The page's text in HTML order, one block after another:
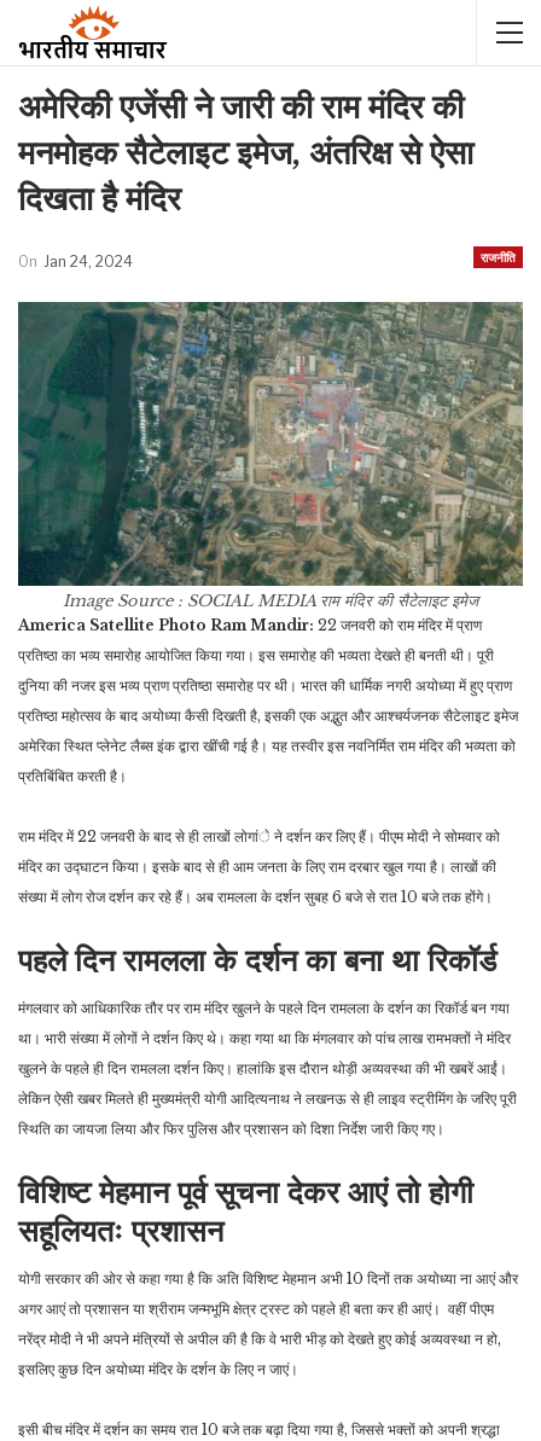
अमेरिकी एजेंसी ने जारी की राम मंदिर की
मनमोहक सैटेलाइट इमेज, अंतरिक्ष से ऐसा
दिखता है मंदिर
राजनीति
On Jan 24, 2024
Image Source : SOCIAL MEDIAराम मंदिर की सैटेलाइट इमेज
America Satellite Photo Ram Mandir: 22 जनवरी को राम मंदिर में प्राण
प्रतिष्ठा का भव्य समारोह आयोजित किया गया। इस समारोह की भव्यता देखते ही बनती थी। पूरी
दुनिया की नजर इस भव्य प्राण प्रतिष्ठा समारोह पर थी। भारत की धार्मिक नगरी अयोध्या में हुए प्राण
प्रतिष्ठा महोत्सव के बाद अयोध्या कैसी दिखती है, इसकी एक अद्भुत और आश्चर्यजनक सैटेलाइट इमेज
अमेरिका स्थित प्लेनेट लैब्स इंक द्वारा खींची गई है। यह तस्वीर इस नवनिर्मित राम मंदिर की भव्यता को
प्रतिबिंबित करती है।
राम मंदिर में 22 जनवरी के बाद से ही लाखों लोगांे ने दर्शन कर लिए हैं। पीएम मोदी ने सोमवार को
मंदिर का उद्घाटन किया। इसके बाद से ही आम जनता के लिए राम दरबार खुल गया है। लाखों की
संख्या में लोग रोज दर्शन कर रहे हैं। अब रामलला के दर्शन सुबह 6 बजे से रात 10 बजे तक होंगे।
पहले दिन रामलला के दर्शन का बना था रिकॉर्ड
मंगलवार को आधिकारिक तौर पर राम मंदिर खुलने के पहले दिन रामलला के दर्शन का रिकॉर्ड बन गया
था। भारी संख्या में लोगों ने दर्शन किए थे। कहा गया था कि मंगलवार को पांच लाख रामभक्तों ने मंदिर
खुलने के पहले ही दिन रामलला दर्शन किए। हालांकि इस दौरान थोड़ी अव्यवस्था की भी खबरें आईं।
लेकिन ऐसी खबर मिलते ही मुख्यमंत्री योगी आदित्यनाथ ने लखनऊ से ही लाइव स्ट्रीमिंग के जरिए पूरी
स्थिति का जायजा लिया और फिर पुलिस और प्रशासन को दिशा निर्देश जारी किए गए।
विशिष्ट मेहमान पूर्व सूचना देकर आएं तो होगी
सहूलियतः प्रशासन
योगी सरकार की ओर से कहा गया है कि अति विशिष्ट मेहमान अभी 10 दिनों तक अयोध्या ना आएं और
अगर आएं तो प्रशासन या श्रीराम जन्मभूमि क्षेत्र ट्रस्ट को पहले ही बता कर ही आएं। वहीं पीएम
नरेंद्र मोदी ने भी अपने मंत्रियों से अपील की है कि वे भारी भीड़ को देखते हुए कोई अव्यवस्था न हो,
इसलिए कुछ दिन अयोध्या मंदिर के दर्शन के लिए न जाएं।
इसी बीच मंदिर में दर्शन का समय रात 10 बजे तक बढ़ा दिया गया है, जिससे भक्तों को अपनी श्रद्धा